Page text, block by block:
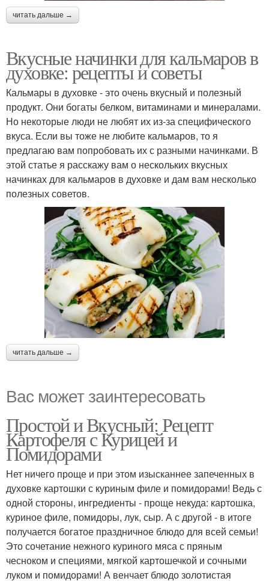
читать дальше →
Вкусные начинки для кальмаров в
духовке: рецепты и советы
Кальмары в духовке - это очень вкусный и полезный
продукт. Они богаты белком, витаминами и минералами.
Но некоторые люди не любят их из-за специфического
вкуса. Если вы тоже не любите кальмаров, то я
предлагаю вам попробовать их с разными начинками. В
этой статье я расскажу вам о нескольких вкусных
начинках для кальмаров в духовке и дам вам несколько
полезных советов.
читать дальше →
Вас может заинтересовать
Простой и Вкусный: Рецепт
Картофеля с Курицей и
Помидорами
Нет ничего проще и при этом изысканнее запеченных в
духовке картошки с куриным филе и помидорами! Ведь с
одной стороны, ингредиенты - проще некуда: картошка,
куриное филе, помидоры, лук, сыр. А с другой - в итоге
получается богатое праздничное блюдо для всей семьи!
Это сочетание нежного куриного мяса с пряным
чесноком и специями, мягкой картошечкой и сочными
луком и помидорами! А венчает блюдо золотистая